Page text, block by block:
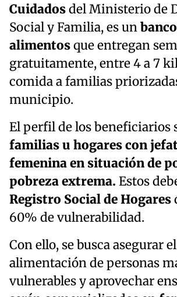
Cuidadosdel Ministerio de
Social y Familia, es un
alimentosque entregan
gratuitamente, entre 4 a 7
comida a familias
municipio.
El perfil de los beneficiarios
familias u hogares con
femenina en situación de
pobreza extrema. Estos
Registro Social de Hogares
60% de vulnerabilidad.
Con ello, se busca asegurar
alimentación de personas
vulnerables y aprovechar